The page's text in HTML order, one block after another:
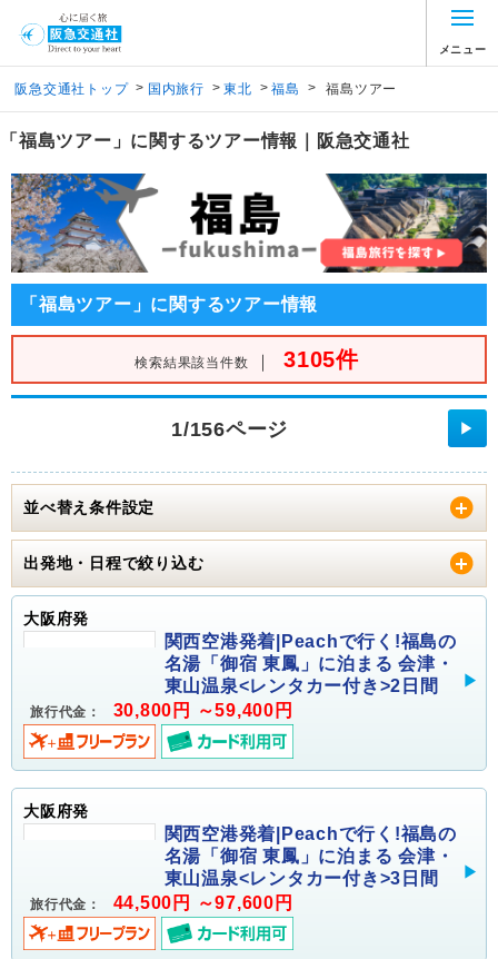
メニュー
阪急交通社トップ > 国内旅行 > 東北 > 福島 > 福島ツアー
「福島ツアー」に関するツアー情報｜阪急交通社
「福島ツアー」に関するツアー情報
検索結果該当件数 ｜ 3105件
1/156ページ ▶
並べ替え条件設定
出発地・日程で絞り込む
大阪府発
関西空港発着|Peachで行く!福島の
名湯「御宿 東鳳」に泊まる 会津・
東山温泉<レンタカー付き>2日間
旅行代金： 30,800円 ～59,400円
大阪府発
関西空港発着|Peachで行く!福島の
名湯「御宿 東鳳」に泊まる 会津・
東山温泉<レンタカー付き>3日間
旅行代金： 44,500円 ～97,600円